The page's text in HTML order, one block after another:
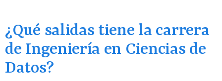
¿Qué salidas tiene la carrera
de Ingeniería en Ciencias de
Datos?